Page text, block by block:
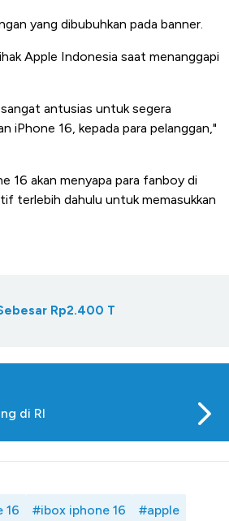
yang dibubuhkan pada banner.
Apple Indonesia saat menanggapi
antusias untuk segera
iPhone 16, kepada para pelanggan,"
16 akan menyapa para fanboy di
terlebih dahulu untuk memasukkan
Rp2.400 T
di RI
16 #ibox iphone 16 #apple